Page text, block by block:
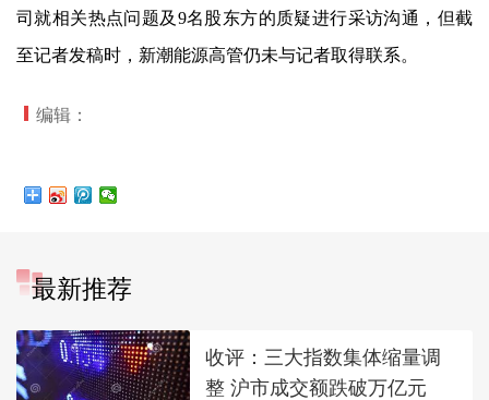
司就相关热点问题及9名股东方的质疑进行采访沟通，但截
至记者发稿时， 新潮能源高管仍未与记者取得联系。
编辑：
最新推荐
收评：三大指数集体缩量调
整 沪市成交额跌破万亿元